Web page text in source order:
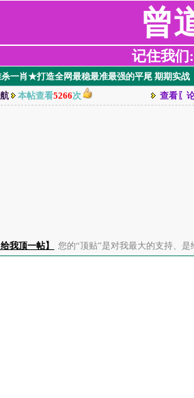
曾
记住我们
一肖★打造全网最稳最准最强的平尾 期期实战
本帖查看5266次 查看〖
给我顶一帖】 您的“顶贴”是对我最大的支持、